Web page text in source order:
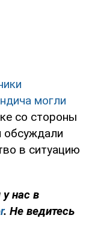
могли
со стороны
обсуждали
в ситуацию
нас в
. Не ведитесь